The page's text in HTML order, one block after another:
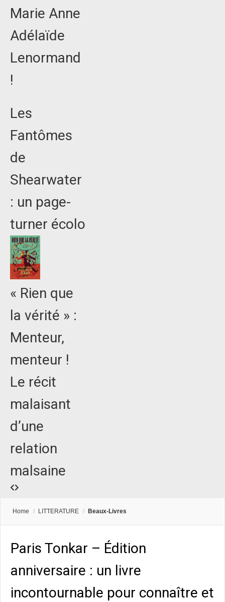
Marie Anne
Adélaïde
Lenormand
!
Les
Fantômes
de
Shearwater
: un page-
turner écolo
« Rien que
la vérité » :
Menteur,
menteur !
Le récit
malaisant
d’une
relation
malsaine
Home / LITTERATURE / Beaux-Livres
Paris Tonkar – Édition
anniversaire : un livre
incontournable pour connaître et